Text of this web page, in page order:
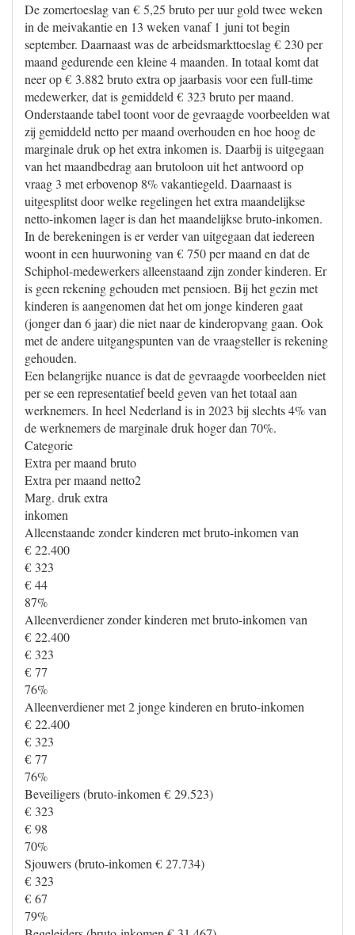
De zomertoeslag van € 5,25 bruto per uur gold twee weken
in de meivakantie en 13 weken vanaf 1 juni tot begin
september. Daarnaast was de arbeidsmarkttoeslag € 230 per
maand gedurende een kleine 4 maanden. In totaal komt dat
neer op € 3.882 bruto extra op jaarbasis voor een full-time
medewerker, dat is gemiddeld € 323 bruto per maand.
Onderstaande tabel toont voor de gevraagde voorbeelden wat
zij gemiddeld netto per maand overhouden en hoe hoog de
marginale druk op het extra inkomen is. Daarbij is uitgegaan
van het maandbedrag aan brutoloon uit het antwoord op
vraag 3 met erbovenop 8% vakantiegeld. Daarnaast is
uitgesplitst door welke regelingen het extra maandelijkse
netto-inkomen lager is dan het maandelijkse bruto-inkomen.
In de berekeningen is er verder van uitgegaan dat iedereen
woont in een huurwoning van € 750 per maand en dat de
Schiphol-medewerkers alleenstaand zijn zonder kinderen. Er
is geen rekening gehouden met pensioen. Bij het gezin met
kinderen is aangenomen dat het om jonge kinderen gaat
(jonger dan 6 jaar) die niet naar de kinderopvang gaan. Ook
met de andere uitgangspunten van de vraagsteller is rekening
gehouden.
Een belangrijke nuance is dat de gevraagde voorbeelden niet
per se een representatief beeld geven van het totaal aan
werknemers. In heel Nederland is in 2023 bij slechts 4% van
de werknemers de marginale druk hoger dan 70%.
Categorie
Extra per maand bruto
Extra per maand netto2
Marg. druk extra
inkomen
Alleenstaande zonder kinderen met bruto-inkomen van
€ 22.400
€ 323
€ 44
87%
Alleenverdiener zonder kinderen met bruto-inkomen van
€ 22.400
€ 323
€ 77
76%
Alleenverdiener met 2 jonge kinderen en bruto-inkomen
€ 22.400
€ 323
€ 77
76%
Beveiligers (bruto-inkomen € 29.523)
€ 323
€ 98
70%
Sjouwers (bruto-inkomen € 27.734)
€ 323
€ 67
79%